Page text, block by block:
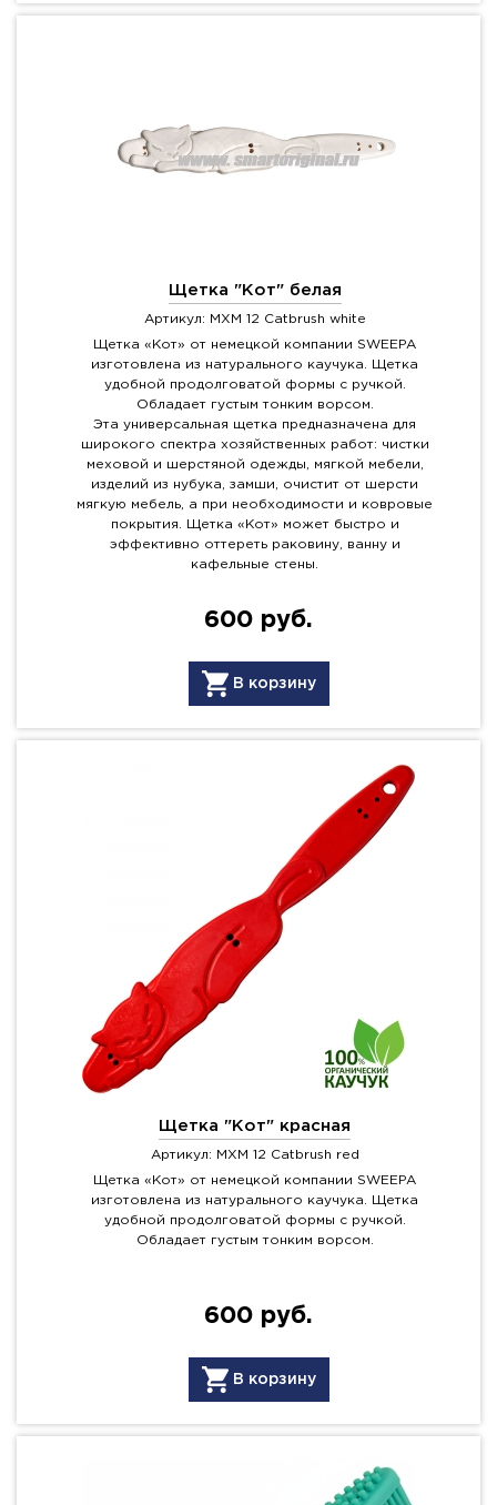
Щетка "Кот" белая
Артикул: MXM 12 Catbrush white
Щетка «Кот» от немецкой компании SWEEPA
изготовлена из натурального каучука. Щетка
удобной продолговатой формы с ручкой.
Обладает густым тонким ворсом.
Эта универсальная щетка предназначена для
широкого спектра хозяйственных работ: чистки
меховой и шерстяной одежды, мягкой мебели,
изделий из нубука, замши, очистит от шерсти
мягкую мебель, а при необходимости и ковровые
покрытия. Щетка «Кот» может быстро и
эффективно оттереть раковину, ванну и
кафельные стены.
600 руб.
В корзину
Щетка "Кот" красная
Артикул: MXM 12 Catbrush red
Щетка «Кот» от немецкой компании SWEEPA
изготовлена из натурального каучука. Щетка
удобной продолговатой формы с ручкой.
Обладает густым тонким ворсом.
600 руб.
В корзину